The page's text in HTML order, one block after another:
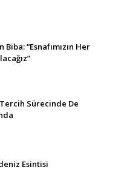
“Esnafımızın Her
Sürecinde De
Esintisi